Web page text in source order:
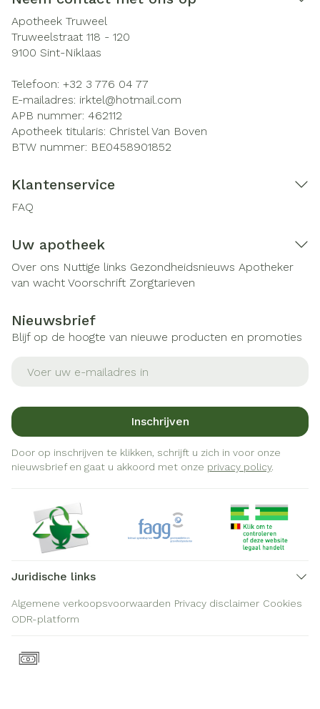
Apotheek Truweel
Truweelstraat 118 - 120
9100 Sint-Niklaas
Telefoon: +32 3 776 04 77
E-mailadres: irktel@hotmail.com
APB nummer: 462112
Apotheek titularis: Christel Van Boven
BTW nummer: BE0458901852
Klantenservice
FAQ
Uw apotheek
Over ons Nuttige links Gezondheidsnieuws Apotheker
van wacht Voorschrift Zorgtarieven
Nieuwsbrief
Blijf op de hoogte van nieuwe producten en promoties
Inschrijven
Door op inschrijven te klikken, schrijft u zich in voor onze
nieuwsbrief en gaat u akkoord met onze privacy policy.
Juridische links
Algemene verkoopsvoorwaarden Privacy disclaimer Cookies
ODR-platform